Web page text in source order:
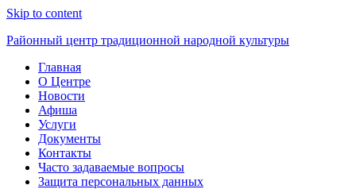
Skip to content
Районный центр традиционной народной культуры
Главная
О Центре
Новости
Афиша
Услуги
Документы
Контакты
Часто задаваемые вопросы
Защита персональных данных